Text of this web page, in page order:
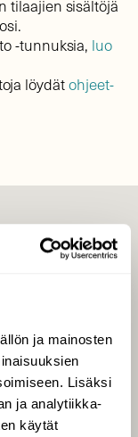
ja mainosten
Lisäksi
ja analytiikka-
käytät
tilaajien sisältöjä
-tunnuksia, luo
löydätohjeet-
juttua